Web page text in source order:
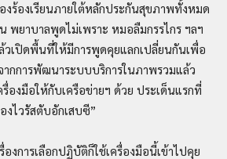
งร้องเรียนภายใต้หลักประกันสุขภาพทั้งหมด
พยาบาลพูดไม่เพราะ หมอลืมกรรไกร ฯลฯ
วเปิดพื้นที่ให้มีการพูดคุยแลกเปลี่ยนกันเพื่อ
กการพัฒนาระบบบริการในภาพรวมแล้ว
องมือให้กับเครือข่ายฯ ด้วย ประเด็นแรกที่
งไวรัสตับอักเสบซี”
งการเลือกปฏิบัติก็ใช้เครื่องมือนี้เข้าไปคุย